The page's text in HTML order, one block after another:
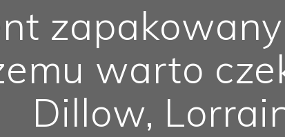
warto
Dillow,